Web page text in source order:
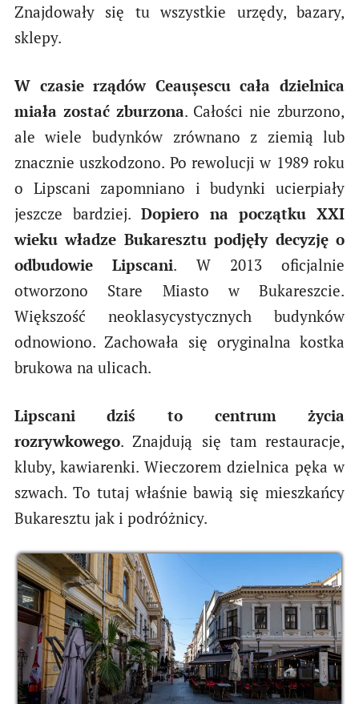
Znajdowały się tu wszystkie urzędy, bazary,
sklepy.
W czasie rządów Ceaușescu cała dzielnica
miała zostać zburzona. Całości nie zburzono,
ale wiele budynków zrównano z ziemią lub
znacznie uszkodzono. Po rewolucji w 1989 roku
o Lipscani zapomniano i budynki ucierpiały
jeszcze bardziej.Dopiero na początku XXI
wieku władze Bukaresztu podjęły decyzję o
odbudowie Lipscani. W 2013 oficjalnie
otworzono Stare Miasto w Bukareszcie.
Większość neoklasycystycznych budynków
odnowiono. Zachowała się oryginalna kostka
brukowa na ulicach.
Lipscani dziś to centrum życia
rozrywkowego. Znajdują się tam restauracje,
kluby, kawiarenki. Wieczorem dzielnica pęka w
szwach. To tutaj właśnie bawią się mieszkańcy
Bukaresztu jak i podróżnicy.